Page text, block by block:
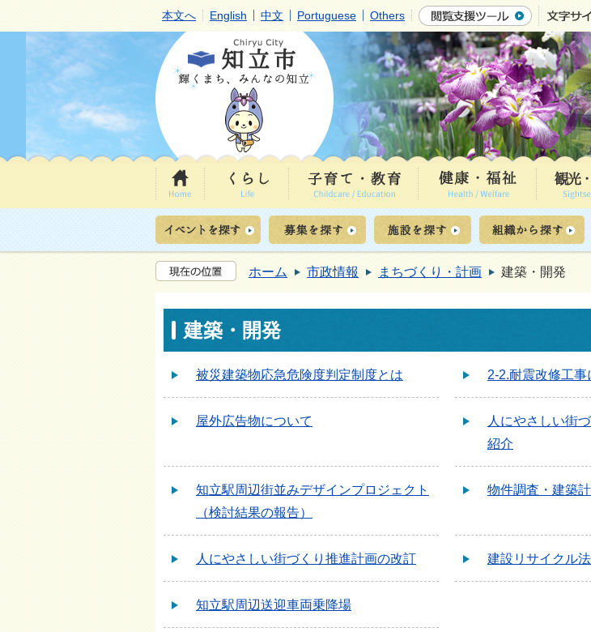
本文へ English 中文 Portuguese Others
ホーム 市政情報 まちづくり・計画 建築・開発
建築・開発
被災建築物応急危険度判定制度とは 2-2.耐震改修工
屋外広告物について
人にやさしい街
紹介
知立駅周辺街並みデザインプロジェクト
（検討結果の報告）
物件調査・建築
人にやさしい街づくり推進計画の改訂 建設リサイクル
知立駅周辺送迎車両乗降場